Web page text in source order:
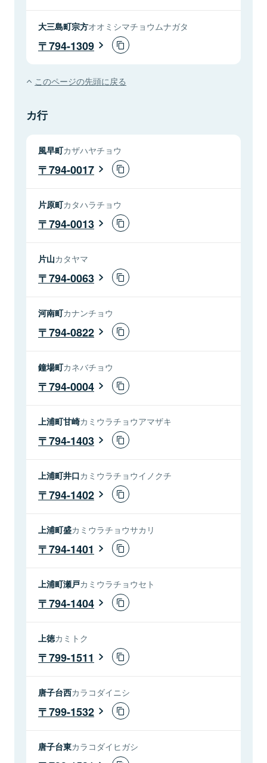
大三島町宗方オオミシマチョウムナガタ
794-1309
このページの先頭に戻る
カ行
風早町カザハヤチョウ
794-0017
片原町カタハラチョウ
794-0013
片山カタヤマ
794-0063
河南町カナンチョウ
794-0822
鐘場町カネバチョウ
794-0004
上浦町甘崎カミウラチョウアマザキ
794-1403
上浦町井口カミウラチョウイノクチ
794-1402
上浦町盛カミウラチョウサカリ
794-1401
上浦町瀬戸カミウラチョウセト
794-1404
上徳カミトク
799-1511
唐子台西カラコダイニシ
799-1532
唐子台東カラコダイヒガシ